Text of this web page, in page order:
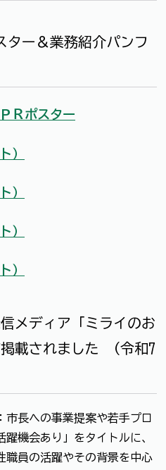
ー＆業務紹介パンフ
Ｒ ポスター
）
）
）
）
メディア「ミライのお
載されました （令和7
長への事業提案や若手プロ
機会あり」をタイトルに、
職員の活躍やその背景を中心